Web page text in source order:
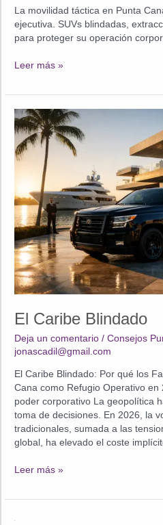
La movilidad táctica en Punta
ejecutiva. SUVs blindadas,
para proteger su operación
Movilidad
Punta
protocolos
de
seguridad
ejecutiva
Leer más »
El Caribe Blindado
Deja un comentario /Consejos
jonascadil@gmail.com
El Caribe Blindado: Por qué los
Cana como Refugio Operativo en
poder corporativo La geopolítica
toma de decisiones. En 2026, la
tradicionales, sumada a las
global, ha elevado el coste
El
Blindado
Leer más »